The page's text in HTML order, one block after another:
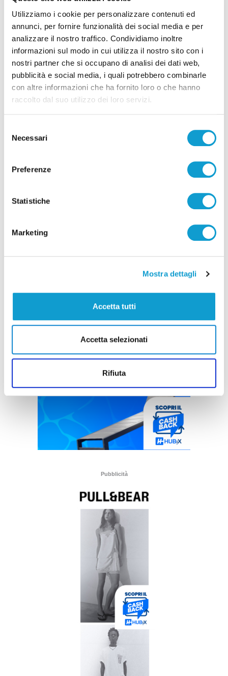
Utilizziamo i cookie per personalizzare contenuti ed
annunci, per fornire funzionalità dei social media e per
analizzare il nostro traffico. Condividiamo inoltre
informazioni sul modo in cui utilizza il nostro sito con i
nostri partner che si occupano di analisi dei dati web,
pubblicità e social media, i quali potrebbero combinarle
con altre informazioni che ha fornito loro o che hanno
raccolto dal suo utilizzo dei loro servizi.
delNecessari
Preferenze
Statistiche
Marketing
Mostra dettagli
Accetta tutti
Accetta selezionati
Rifiuta
Settore Giovanile Academy - Alessandro Re, da
Castelfidardo al Latina Calcio
di Rossella Luciani
Pubblicità